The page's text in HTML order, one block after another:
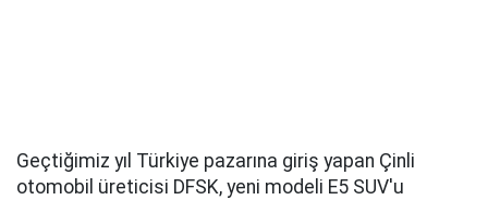
Geçtiğimiz yıl Türkiye pazarına giriş yapan Çinli
otomobil üreticisi DFSK, yeni modeli E5 SUV'u